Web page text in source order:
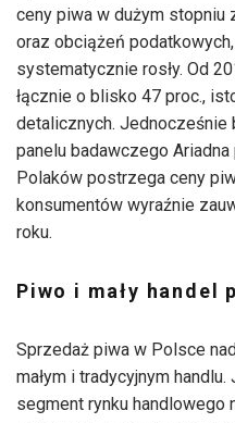
ceny piwa w dużym
oraz obciążeń
systematycznie rosły. Od
łącznie o blisko 47 proc.,
detalicznych. Jednocześnie
panelu badawczego
Polaków postrzega ceny
konsumentów wyraźnie
roku.
Piwo i mały handel
Sprzedaż piwa w Polsce
małym i tradycyjnym
segment rynku handlowego